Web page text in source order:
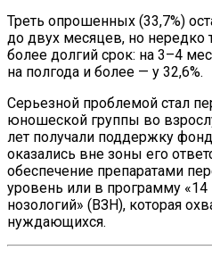
Треть опрошенных (33,7%)
до двух месяцев, но нередко
более долгий срок: на 3–4
на полгода и более — у 32,6%.
Серьезной проблемой стал
юношеской группы во
лет получали поддержку
оказались вне зоны его
обеспечение препаратами
уровень или в программу
нозологий» (ВЗН), которая
нуждающихся.